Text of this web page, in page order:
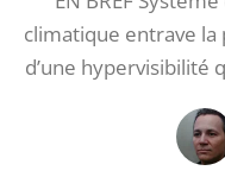
climatique entrave la
d’une hypervisibilité